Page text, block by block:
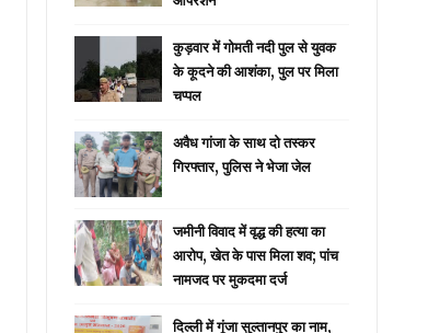
कुड़वार में गोमती नदी पुल से युवक
के कूदने की आशंका, पुल पर मिला
चप्पल
अवैध गांजा के साथ दो तस्कर
गिरफ्तार, पुलिस ने भेजा जेल
जमीनी विवाद में वृद्ध की हत्या का
आरोप, खेत के पास मिला शव; पांच
नामजद पर मुकदमा दर्ज
दिल्ली में गूंजा सुल्तानपुर का नाम,